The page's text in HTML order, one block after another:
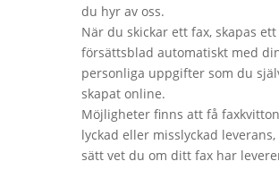
du hyr av oss.
När du skickar ett fax, skapas ett
försättsblad automatiskt med
personliga uppgifter som du
skapat online.
Möjligheter finns att få
lyckad eller misslyckad leverans,
sätt vet du om ditt fax har